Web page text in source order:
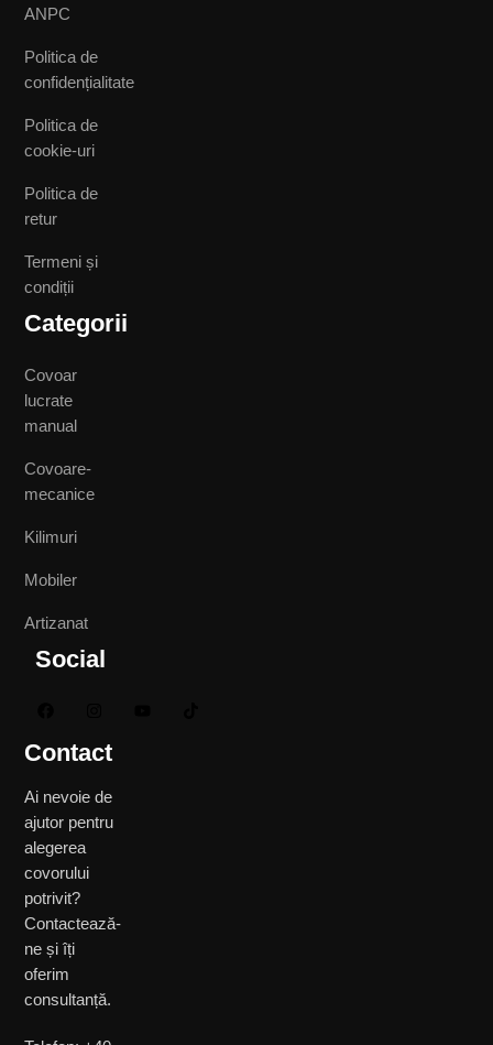
ANPC
Politica de
confidențialitate
Politica de
cookie-uri
Politica de
retur
Termeni și
condiții
Categorii
Covoar
lucrate
manual
Covoare-
mecanice
Kilimuri
Mobiler
Artizanat
Social
Contact
Ai nevoie de
ajutor pentru
alegerea
covorului
potrivit?
Contactează-
ne și îți
oferim
consultanță.